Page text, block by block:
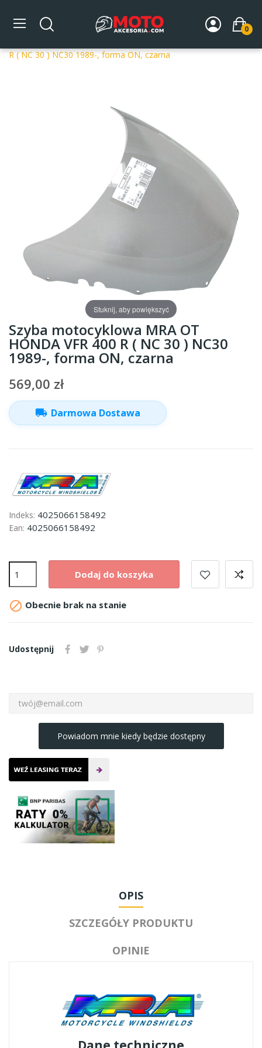
0
Strona główna DLA MOTOCYKLA Szyby
Szyby
R ( NC 30 ) NC30 1989-, forma ON, czarna
Stuknij, aby powiększyć
Szyba motocyklowa MRA OT
HONDA VFR 400 R ( NC 30 ) NC30
1989-, forma ON, czarna
569,00 zł
local_shipping Darmowa Dostawa
Indeks: 4025066158492
Ean: 4025066158492
Dodaj do koszyka
 Obecnie brak na stanie
Udostępnij
Powiadom mnie kiedy będzie dostępny
OPIS
SZCZEGÓŁY PRODUKTU
OPINIE